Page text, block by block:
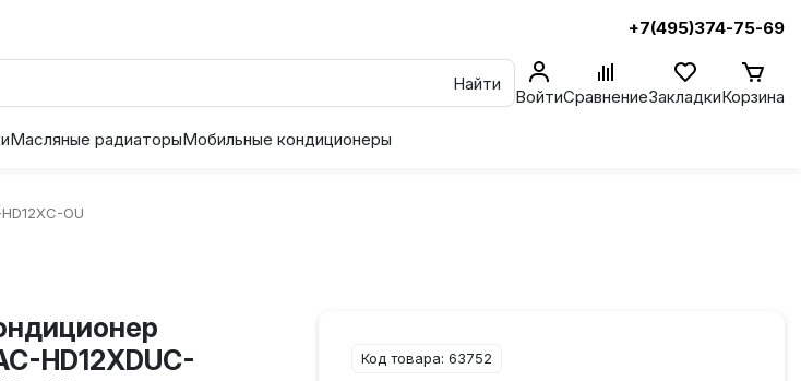
+7(495)374-75-69
Найти
ВойтиСравнениеЗакладкиКорзина
Масляные радиаторыМобильные кондиционеры
OU
HD12XDUC-
Код товара: 63752